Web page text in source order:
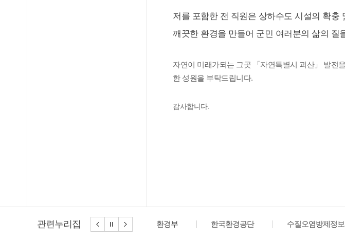
저를 포함한 전 직원은 상하수도 시설의 확
깨끗한 환경을 만들어 군민 여러분의 삶의 질
자연이 미래가되는 그곳 「자연특별시 괴산」 발전
한 성원을 부탁드립니다.
감사합니다.
관련누리집 환경부 한국환경공단 수질오염방제정